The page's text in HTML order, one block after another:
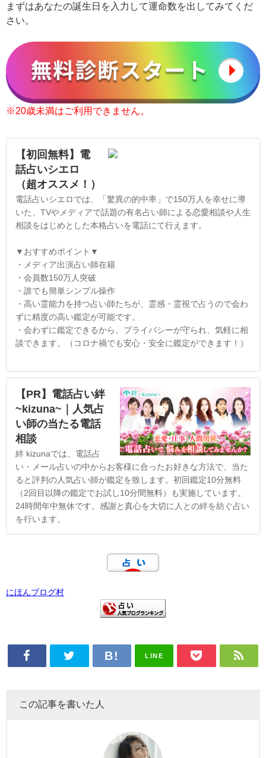
まずはあなたの誕生日を入力して運命数を出してみてくだ
さい。
※20歳未満はご利用できません。
【初回無料】電
話占いシエロ
（超オススメ！）
電話占いシエロでは、「驚異の的中率」で150万人を幸せに導
いた、TVやメディアで話題の有名占い師による恋愛相談や人生
相談をはじめとした本格占いを電話にて行えます。
▼おすすめポイント▼
・メディア出演占い師在籍
・会員数150万人突破
・誰でも簡単シンプル操作
・高い霊能力を持つ占い師たちが、霊感・霊視で占うので会わ
ずに精度の高い鑑定が可能です。
・会わずに鑑定できるから、プライバシーが守られ、気軽に相
談できます。（コロナ禍でも安心・安全に鑑定ができます！）
【PR】電話占い絆
~kizuna~｜人気占
い師の当たる電話
相談
絆 kizunaでは、電話占
い・メール占いの中からお客様に合ったお好きな方法で、当た
ると評判の人気占い師が鑑定を致します。初回鑑定10分無料
（2回目以降の鑑定でお試し10分間無料）も実施しています。
24時間年中無休です。感謝と真心を大切に人との絆を紡ぐ占い
を行います。
にほんブログ村
LINE
この記事を書いた人